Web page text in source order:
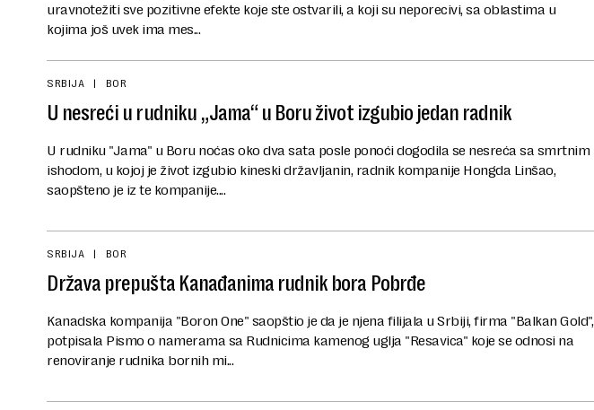
uravnotežiti sve pozitivne efekte koje ste ostvarili, a koji su neporecivi, sa oblastima u
kojima još uvek ima mes...
SRBIJA BOR
U nesreći u rudniku „Jama“ u Boru život izgubio jedan radnik
U rudniku "Jama" u Boru noćas oko dva sata posle ponoći dogodila se nesreća sa smrtnim
ishodom, u kojoj je život izgubio kineski državljanin, radnik kompanije Hongda Linšao,
saopšteno je iz te kompanije....
SRBIJA BOR
Država prepušta Kanađanima rudnik bora Pobrđe
Kanadska kompanija "Boron One" saopštio je da je njena filijala u Srbiji, firma "Balkan Gold",
potpisala Pismo o namerama sa Rudnicima kamenog uglja "Resavica" koje se odnosi na
renoviranje rudnika bornih mi...